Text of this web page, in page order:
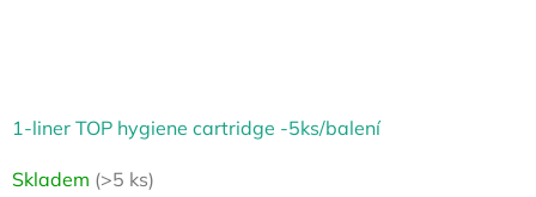
1-liner TOP hygiene cartridge -5ks/balení
Skladem (>5 ks)